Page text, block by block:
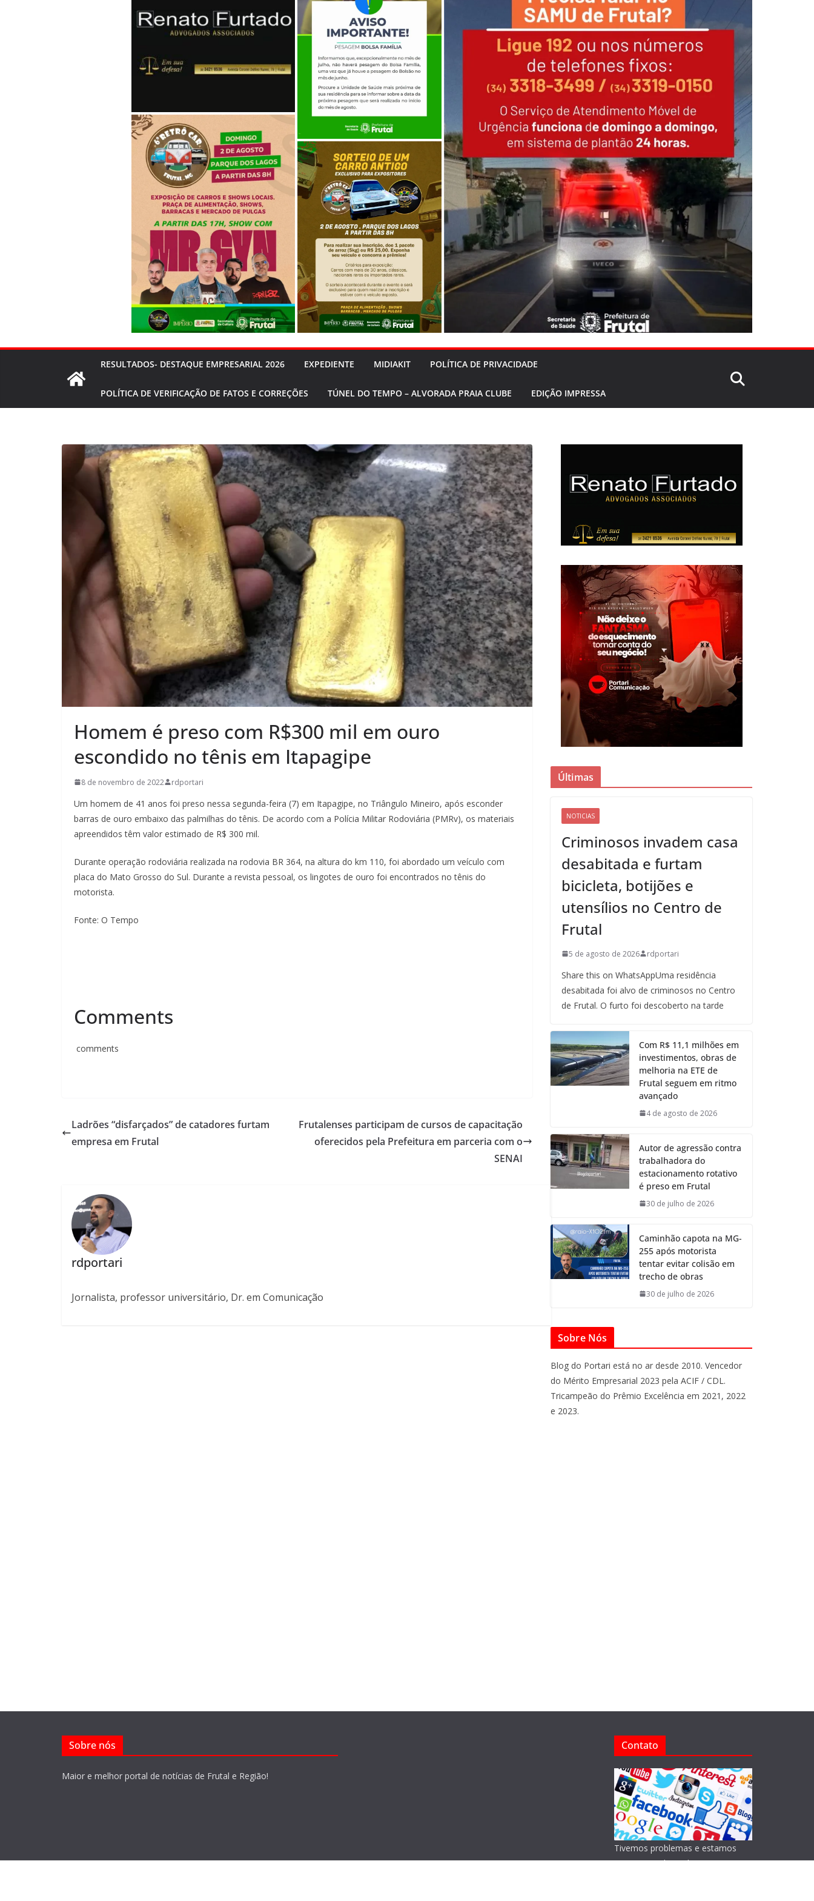
RESULTADOS- DESTAQUE EMPRESARIAL 2026 EXPEDIENTE MIDIAKIT POLÍTICA DE PRIVACIDADE
POLÍTICA DE VERIFICAÇÃO DE FATOS E CORREÇÕES TÚNEL DO TEMPO – ALVORADA PRAIA CLUBE EDIÇÃO IMPRESSA
Homem é preso com R$300 mil em ouro
escondido no tênis em Itapagipe
8 de novembro de 2022 rdportari
Um homem de 41 anos foi preso nessa segunda-feira (7) em Itapagipe, no Triângulo Mineiro, após esconder
barras de ouro embaixo das palmilhas do tênis. De acordo com a Polícia Militar Rodoviária (PMRv), os materiais
apreendidos têm valor estimado de R$ 300 mil.
Durante operação rodoviária realizada na rodovia BR 364, na altura do km 110, foi abordado um veículo com
placa do Mato Grosso do Sul. Durante a revista pessoal, os lingotes de ouro foi encontrados no tênis do
motorista.
Fonte: O Tempo
Comments
comments
Ladrões “disfarçados” de catadores furtam
empresa em Frutal
Frutalenses participam de cursos de capacitação
oferecidos pela Prefeitura em parceria com o
SENAI
rdportari
Jornalista, professor universitário, Dr. em Comunicação
Últimas
NOTICIAS
Criminosos invadem casa
desabitada e furtam
bicicleta, botijões e
utensílios no Centro de
Frutal
5 de agosto de 2026 rdportari
Share this on WhatsAppUma residência
desabitada foi alvo de criminosos no Centro
de Frutal. O furto foi descoberto na tarde
Com R$ 11,1 milhões em
investimentos, obras de
melhoria na ETE de
Frutal seguem em ritmo
avançado
4 de agosto de 2026
Autor de agressão contra
trabalhadora do
estacionamento rotativo
é preso em Frutal
30 de julho de 2026
Caminhão capota na MG-
255 após motorista
tentar evitar colisão em
trecho de obras
30 de julho de 2026
Sobre Nós
Blog do Portari está no ar desde 2010. Vencedor
do Mérito Empresarial 2023 pela ACIF / CDL.
Tricampeão do Prêmio Excelência em 2021, 2022
e 2023.
Sobre nós
Maior e melhor portal de notícias de Frutal e Região!
Contato
Tivemos problemas e estamos
reorganizando o Blog!